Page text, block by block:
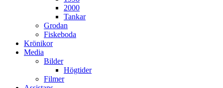
2000
Tankar
Grodan
Fiskeboda
Krönikor
Media
Bilder
Högtider
Filmer